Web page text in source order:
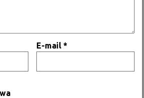
E-mail*